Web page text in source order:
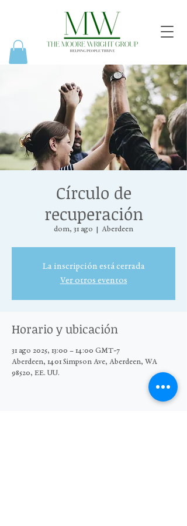
Círculo de
recuperación
dom, 31 ago
  |
Aberdeen
La inscripción está cerrada
Ver otros eventos
Horario y ubicación
31 ago 2025, 13:00 – 14:00 GMT-7
Aberdeen, 1401 Simpson Ave, Aberdeen, WA
98520, EE. UU.